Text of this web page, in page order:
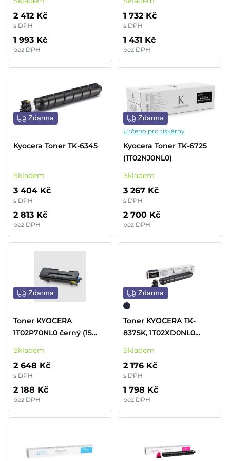
2 412 Kč
s DPH
1 993 Kč
bez DPH
1 732 Kč
s DPH
1 431 Kč
bez DPH
Zdarma
Kyocera Toner TK-6345
Skladem
3 404 Kč
s DPH
2 813 Kč
bez DPH
Zdarma
Určeno pro tiskárny
Kyocera Toner TK-6725
(1T02NJ0NL0)
Skladem
3 267 Kč
s DPH
2 700 Kč
bez DPH
Zdarma
Toner KYOCERA
1T02P70NL0 černý (15
000 stran)
Skladem
2 648 Kč
s DPH
2 188 Kč
bez DPH
Zdarma
Toner KYOCERA TK-
8375K, 1T02XD0NL0
černý (30 000 stran)
Skladem
2 176 Kč
s DPH
1 798 Kč
bez DPH